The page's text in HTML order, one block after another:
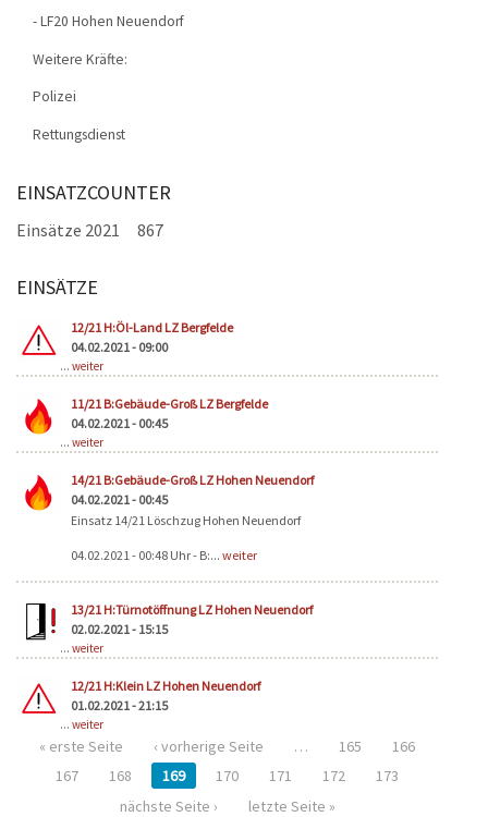
- LF20 Hohen Neuendorf
Weitere Kräfte:
Polizei
Rettungsdienst
EINSATZCOUNTER
Einsätze 2021 867
EINSÄTZE
12/21 H:Öl-Land LZ Bergfelde
04.02.2021 - 09:00
... weiter
11/21 B:Gebäude-Groß LZ Bergfelde
04.02.2021 - 00:45
... weiter
14/21 B:Gebäude-Groß LZ Hohen Neuendorf
04.02.2021 - 00:45
Einsatz 14/21 Löschzug Hohen Neuendorf
04.02.2021 - 00:48 Uhr - B:... weiter
13/21 H:Türnotöffnung LZ Hohen Neuendorf
02.02.2021 - 15:15
... weiter
12/21 H:Klein LZ Hohen Neuendorf
01.02.2021 - 21:15
... weiter
Seiten
« erste Seite ‹ vorherige Seite … 165
166
167
168 169 170 171 172
173
nächste Seite ›
letzte Seite »